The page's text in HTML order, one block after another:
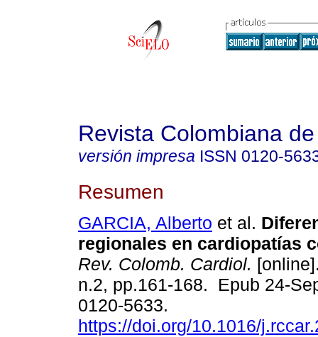
Revista Colombiana
versión impresa ISSN 0120-
Resumen
GARCIA, Alberto et al.
regionales en cardiopatías
Rev. Colomb. Cardiol.
n.2, pp.161-168. Epub 24-
0120-5633.
https://doi.org/10.1016/